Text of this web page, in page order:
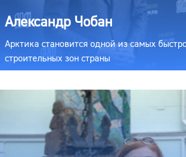
Александр Чобан
Арктика становится одной из самых
строительных зон страны